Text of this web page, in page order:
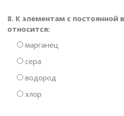
8. К элементам с постоянной
относится:
марганец
сера
водород
хлор